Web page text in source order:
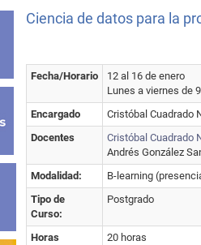
Ciencia de datos para la
Fecha/Horario
12 al 16 de enero
Lunes a viernes de
Encargado
Cristóbal Cuadrado
Docentes
Cristóbal Cuadrado
Andrés González
Modalidad:
B-learning
Tipo de
Curso:
Postgrado
Horas
20 horas